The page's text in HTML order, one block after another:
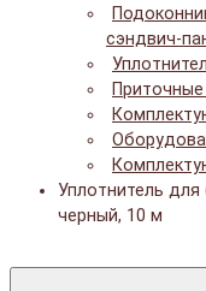
сэндвич-
Уплотнитель
черный, 10 м